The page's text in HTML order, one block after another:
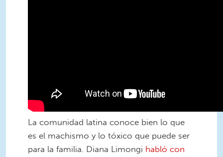
La comunidad latina conoce bien lo que
es el machismo y lo tóxico que puede ser
para la familia. Diana Limongi habló con